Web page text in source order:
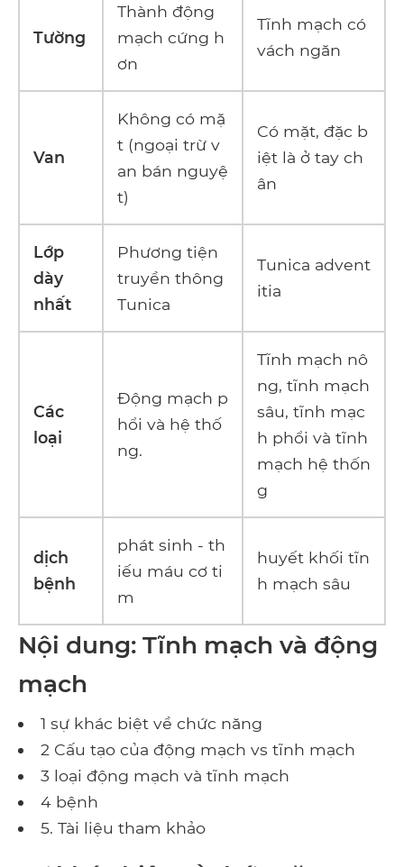
Tường
Thành động
mạch cứng h
ơn
Tĩnh mạch có
vách ngăn
Van
Không có mặ
t (ngoại trừ v
an bán nguyệ
t)
Có mặt, đặc b
iệt là ở tay ch
ân
Lớp
dày
nhất
Phương tiện
truyền thông
Tunica
Tunica advent
itia
Các
loại
Động mạch p
hổi và hệ thố
ng.
Tĩnh mạch nô
ng, tĩnh mạch
sâu, tĩnh mạc
h phổi và tĩnh
mạch hệ thốn
g
dịch
bệnh
phát sinh - th
iếu máu cơ ti
m
huyết khối tĩn
h mạch sâu
Nội dung: Tĩnh mạch và động
mạch
1 sự khác biệt về chức năng
2 Cấu tạo của động mạch vs tĩnh mạch
3 loại động mạch và tĩnh mạch
4 bệnh
5. Tài liệu tham khảo